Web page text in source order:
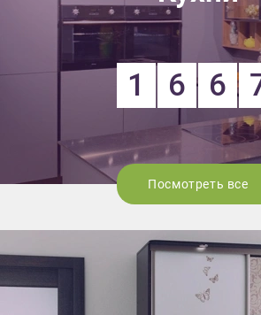
1 6 6
Посмотреть все